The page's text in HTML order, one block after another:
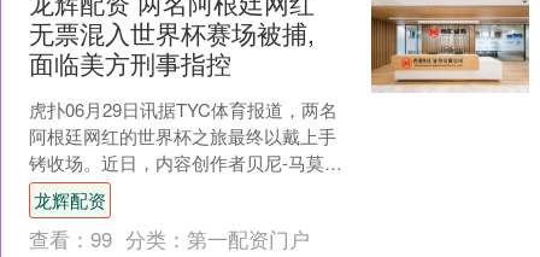
无票混入世界杯赛场被捕,
面临美方刑事指控
虎扑06月29日讯据TYC体育报道，两名
阿根廷网红的世界杯之旅最终以戴上手
铐收场。近日，内容创作者贝尼-马莫尔
和帕托-佩罗塔在迈阿密被警方逮捕，原
因是他们涉嫌非....
龙辉配资
查看： 99 分类： 第一配资门户